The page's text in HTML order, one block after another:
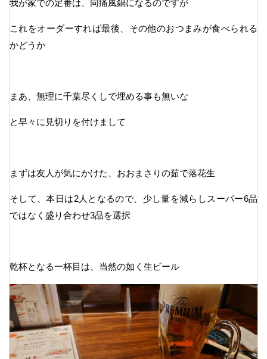
我が家での定番は、同痛風鍋になるのですが
これをオーダーすれば最後、その他のおつまみが食べられる
かどうか
まあ、無理に千葉尽くしで埋める事も無いな
と早々に見切りを付けまして
まずは友人が気にかけた、おおまさりの茹で落花生
そして、本日は2人となるので、少し量を減らしスーパー6品
ではなく盛り合わせ3品を選択
乾杯となる一杯目は、当然の如く生ビール